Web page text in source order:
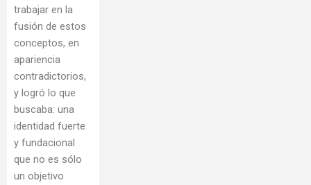
trabajar en la
fusión de estos
conceptos, en
apariencia
contradictorios,
y logró lo que
buscaba: una
identidad fuerte
y fundacional
que no es sólo
un objetivo